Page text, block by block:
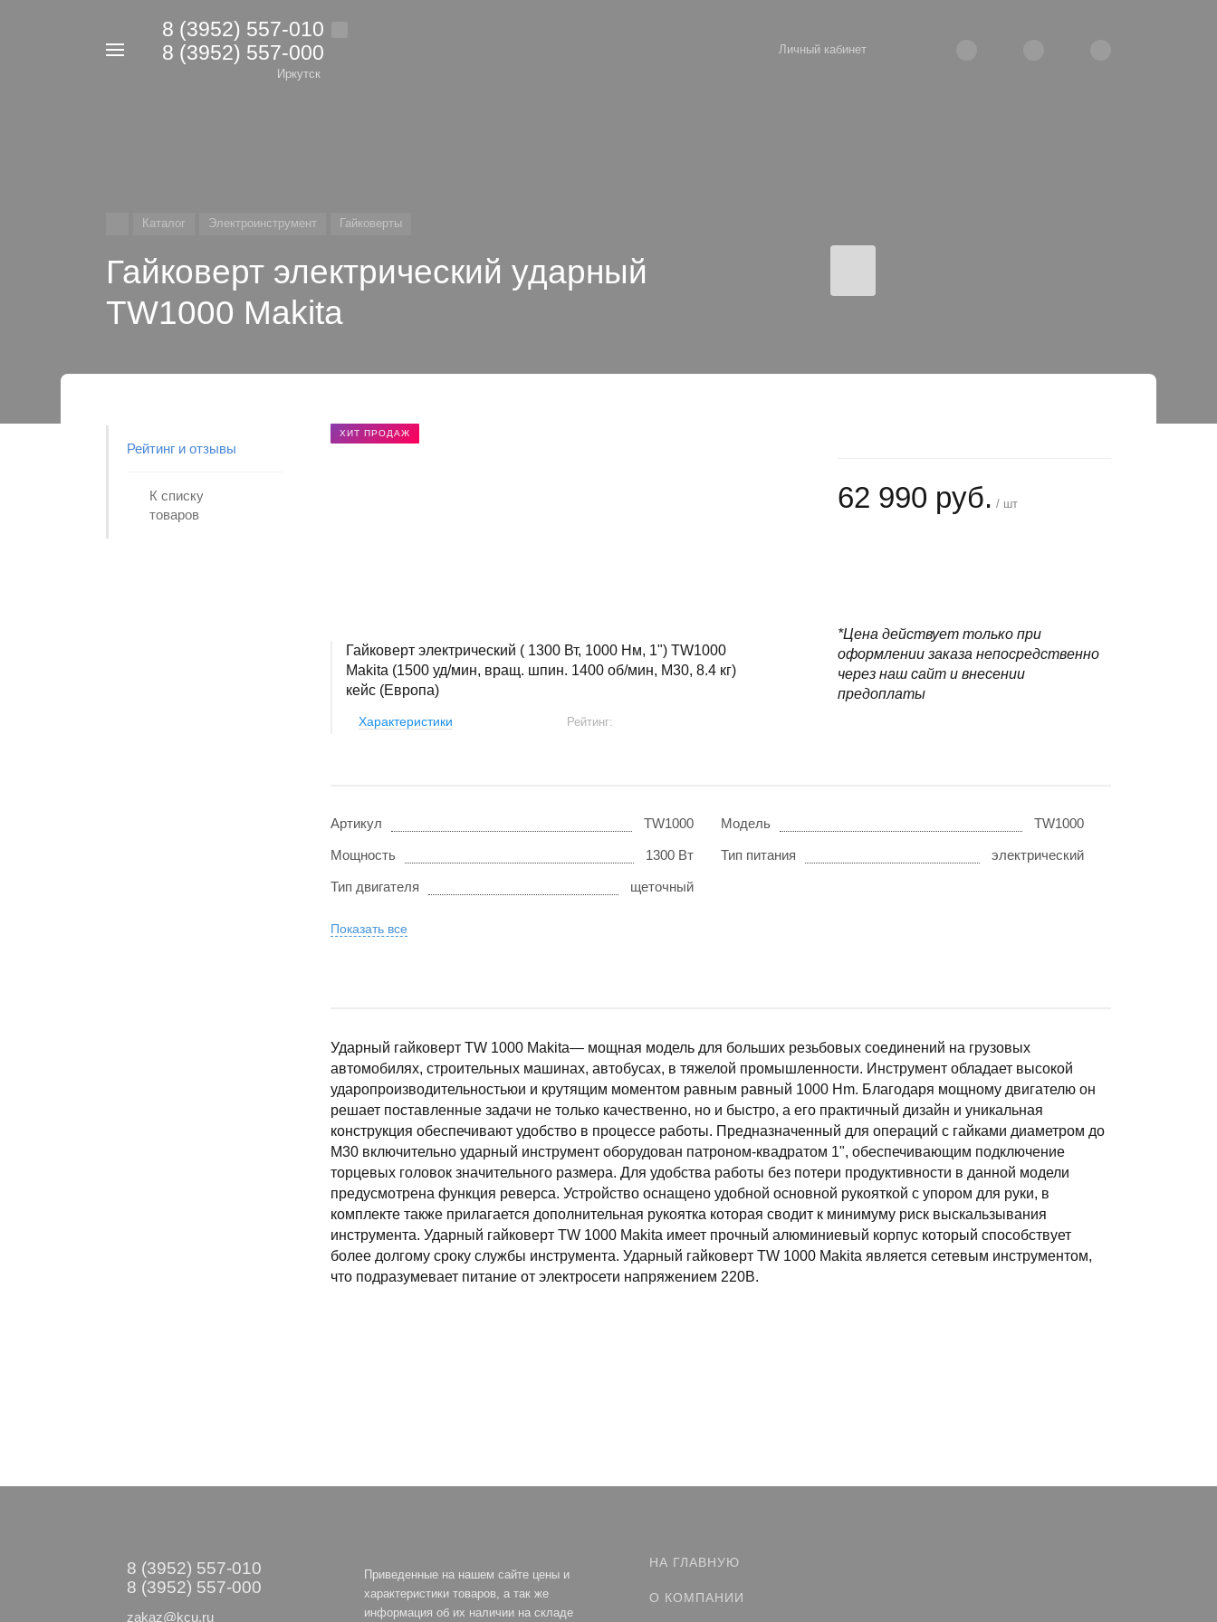
8 (3952) 557-010
8 (3952) 557-000
Иркутск
Личный кабинет
Каталог Электроинструмент Гайковерты
Гайковерт электрический ударный
TW1000 Makita
Рейтинг и отзывы
К списку
товаров
ХИТ ПРОДАЖ
Гайковерт электрический ( 1300 Вт, 1000 Нм, 1") TW1000
Makita (1500 уд/мин, вращ. шпин. 1400 об/мин, М30, 8.4 кг)
кейс (Европа)
Характеристики Рейтинг:
62 990 руб. / шт
*Цена действует только при
оформлении заказа непосредственно
через наш сайт и внесении
предоплаты
Артикул TW1000 Модель TW1000
Мощность 1300 Вт Тип питания электрический
Тип двигателя щеточный
Показать все
Ударный гайковерт TW 1000 Makita— мощная модель для больших резьбовых соединений на грузовых
автомобилях, строительных машинах, автобусах, в тяжелой промышленности. Инструмент обладает высокой
ударопроизводительностьюи и крутящим моментом равным равный 1000 Нm. Благодаря мощному двигателю он
решает поставленные задачи не только качественно, но и быстро, а его практичный дизайн и уникальная
конструкция обеспечивают удобство в процессе работы. Предназначенный для операций с гайками диаметром до
M30 включительно ударный инструмент оборудован патроном-квадратом 1", обеспечивающим подключение
торцевых головок значительного размера. Для удобства работы без потери продуктивности в данной модели
предусмотрена функция реверса. Устройство оснащено удобной основной рукояткой с упором для руки, в
комплекте также прилагается дополнительная рукоятка которая сводит к минимуму риск выскальзывания
инструмента. Ударный гайковерт TW 1000 Makita имеет прочный алюминиевый корпус который способствует
более долгому сроку службы инструмента. Ударный гайковерт TW 1000 Makita является сетевым инструментом,
что подразумевает питание от электросети напряжением 220В.
8 (3952) 557-010
8 (3952) 557-000
zakaz@kcu.ru
Приведенные на нашем сайте цены и
характеристики товаров, а так же
информация об их наличии на складе
НА ГЛАВНУЮ
О КОМПАНИИ